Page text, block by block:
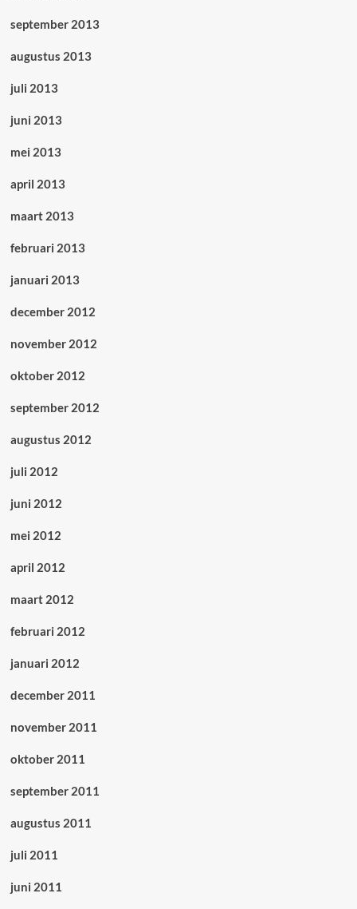
september 2013
augustus 2013
juli 2013
juni 2013
mei 2013
april 2013
maart 2013
februari 2013
januari 2013
december 2012
november 2012
oktober 2012
september 2012
augustus 2012
juli 2012
juni 2012
mei 2012
april 2012
maart 2012
februari 2012
januari 2012
december 2011
november 2011
oktober 2011
september 2011
augustus 2011
juli 2011
juni 2011